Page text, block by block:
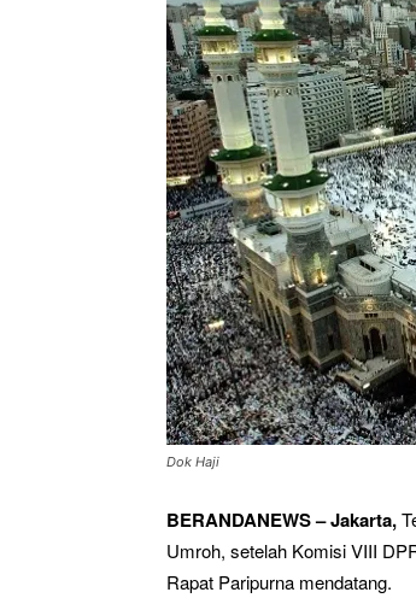
Dok Haji
BERANDANEWS – Jakarta,
Umroh, setelah Komisi VIII
Rapat Paripurna mendatang.